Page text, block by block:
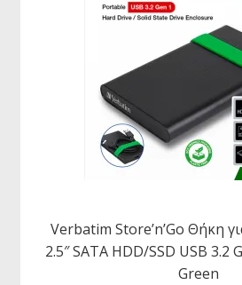
Verbatim Store’n’Go Θήκη
2.5″ SATA HDD/SSD USB 3.2
Green